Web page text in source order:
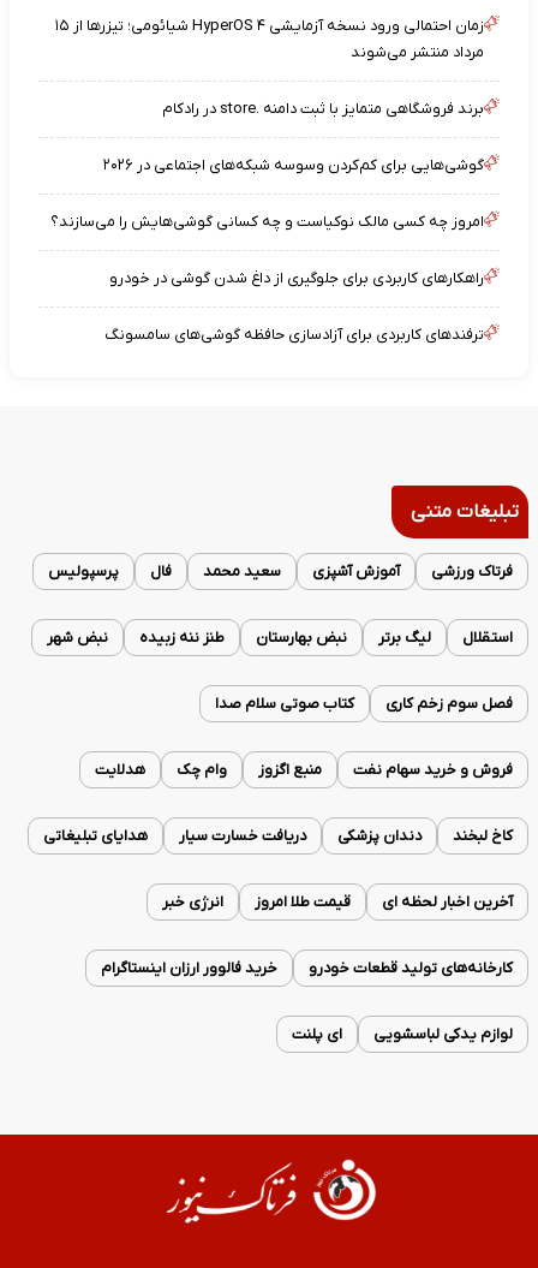
زمان احتمالی ورود نسخه آزمایشی HyperOS ۴ شیائومی؛ تیزرها از ۱۵
مرداد منتشر می‌شوند
برند فروشگاهی متمایز با ثبت دامنه .store در رادکام
گوشی‌هایی برای کم‌کردن وسوسه شبکه‌های اجتماعی در ۲۰۲۶
امروز چه کسی مالک نوکیاست و چه کسانی گوشی‌هایش را می‌سازند؟
راهکارهای کاربردی برای جلوگیری از داغ شدن گوشی در خودرو
ترفندهای کاربردی برای آزادسازی حافظه گوشی‌های سامسونگ
تبلیغات متنی
فرتاک ورزشی آموزش آشپزی سعید محمد فال پرسپولیس
استقلال لیگ برتر نبض بهارستان طنز ننه زبیده نبض شهر
فصل سوم زخم کاری کتاب صوتی سلام صدا
فروش و خرید سهام نفت منبع اگزوز وام چک هدلایت
کاخ لبخند دندان پزشکی دریافت خسارت سیار هدایای تبلیغاتی
آخرین اخبار لحظه ای قیمت طلا امروز انرژی خبر
کارخانه‌های تولید قطعات خودرو خرید فالوور ارزان اینستاگرام
لوازم یدکی لباسشویی ای پلنت